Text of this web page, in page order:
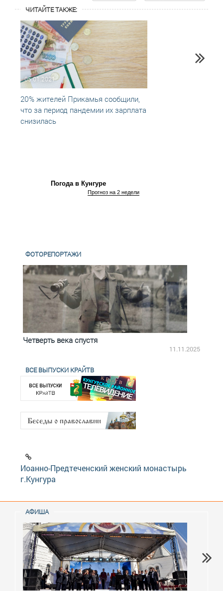
ЧИТАЙТЕ ТАКЖЕ:
05.01.2021
20% жителей Прикамья сообщили,
что за период пандемии их зарплата
снизилась
Погода в Кунгуре
Прогноз на 2 недели
ФОТОРЕПОРТАЖИ
Четверть века спустя
11.11.2025
ВСЕ ВЫПУСКИ КРАЙТВ
Иоанно-Предтеченский женский монастырь
г.Кунгура
АФИША